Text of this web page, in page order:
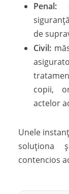
Penal:
de
Civil:
copii,
actelor
Unele
soluționa
contencios